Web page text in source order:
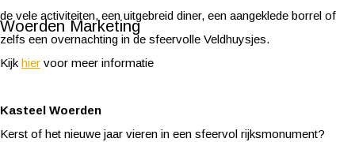
Woerden Marketing
de vele activiteiten, een uitgebreid diner, een aangeklede borrel of
zelfs een overnachting in de sfeervolle Veldhuysjes.
Kijk hier voor meer informatie
Kasteel Woerden
Kerst of het nieuwe jaar vieren in een sfeervol rijksmonument?